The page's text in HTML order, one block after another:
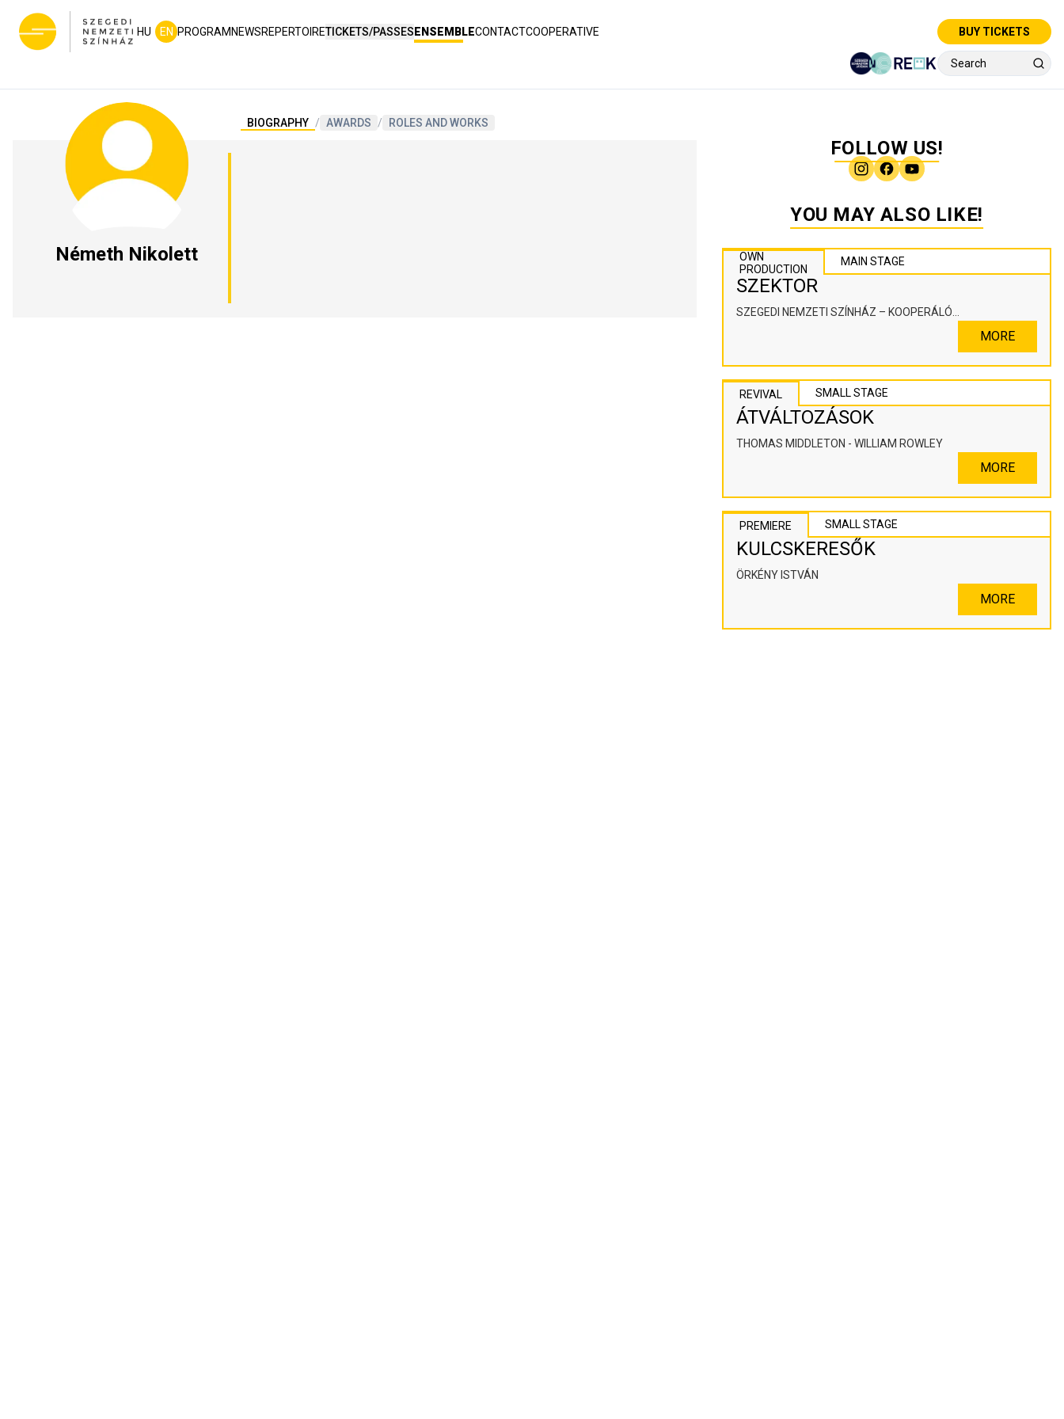
HU EN PROGRAM NEWSREPERTOIRETICKETS/PASSES ENSEMBLECONTACTCOOPERATIVE BUY TICKETS
Németh Nikolett
BIOGRAPHY / AWARDS / ROLES AND WORKS
FOLLOW US!
YOU MAY ALSO LIKE!
OWN
PRODUCTION
MAIN STAGE
SZEKTOR
SZEGEDI NEMZETI SZÍNHÁZ – KOOPERÁLÓ
MORE
REVIVAL SMALL STAGE
ÁTVÁLTOZÁSOK
THOMAS MIDDLETON - WILLIAM ROWLEY
MORE
PREMIERE SMALL STAGE
KULCSKERESŐK
ÖRKÉNY ISTVÁN
MORE